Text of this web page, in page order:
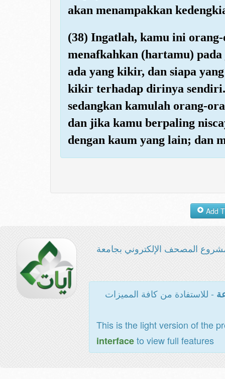
akan menampakkan
(38) Ingatlah, kamu ini
menafkahkan (hartamu)
ada yang kikir, dan siapa
kikir terhadap dirinya
sedangkan kamulah orang-
dan jika kamu berpaling
dengan kaum yang lain; dan
المصحف الإلكتروني بجامعة
- للاستفادة من كافة المميزات
This is the light version of the
interfaceto view full features